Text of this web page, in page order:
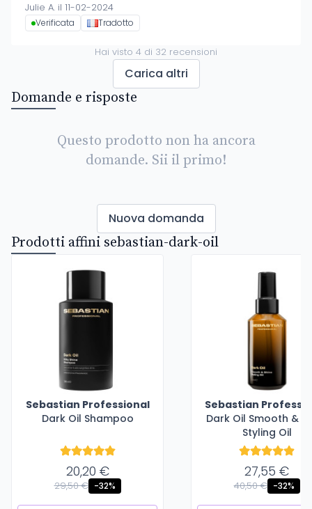
Julie A. il 11-02-2024
Verificata Tradotto
Hai visto 4 di 32 recensioni
Carica altri
Domande e risposte
Questo prodotto non ha ancora
domande. Sii il primo!
Nuova domanda
Prodotti affini sebastian-dark-oil
Sebastian Professional
Dark Oil Shampoo
20,20 €
29,50 € -32%
Sebastian
Dark Oil Smooth &
Styling Oil
27,55 €
40,50 € -32%